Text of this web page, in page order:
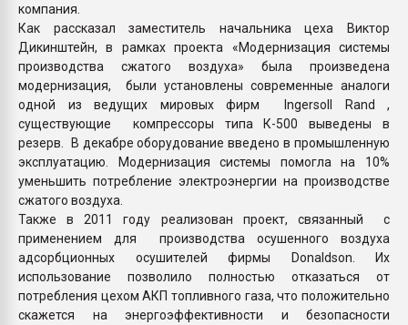
компания.
Как рассказал заместитель начальника цеха Виктор
Дикинштейн, в рамках проекта «Модернизация системы
производства сжатого воздуха» была произведена
модернизация, были установлены современные аналоги
одной из ведущих мировых фирм Ingersoll Rand ,
существующие компрессоры типа К-500 выведены в
резерв. В декабре оборудование введено в промышленную
эксплуатацию. Модернизация системы помогла на 10%
уменьшить потребление электроэнергии на производстве
сжатого воздуха.
Также в 2011 году реализован проект, связанный с
применением для производства осушенного воздуха
адсорбционных осушителей фирмы Donaldson. Их
использование позволило полностью отказаться от
потребления цехом АКП топливного газа, что положительно
скажется на энергоэффективности и безопасности